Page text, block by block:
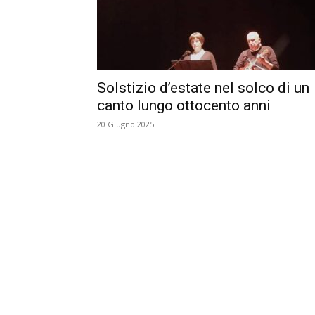
Solstizio d’estate nel solco di un
canto lungo ottocento anni
20 Giugno 2025